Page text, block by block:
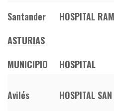
Santander
HOSPITAL
ASTURIAS
MUNICIPIO
HOSPITAL
Avilés HOSPITAL